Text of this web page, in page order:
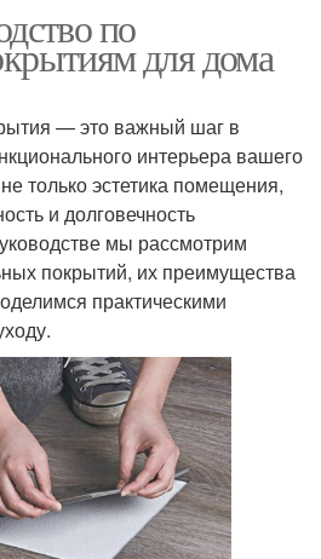
по
для дома
— это важный шаг в
интерьера вашего
только эстетика помещения,
и долговечность
мы рассмотрим
покрытий, их преимущества
практическими